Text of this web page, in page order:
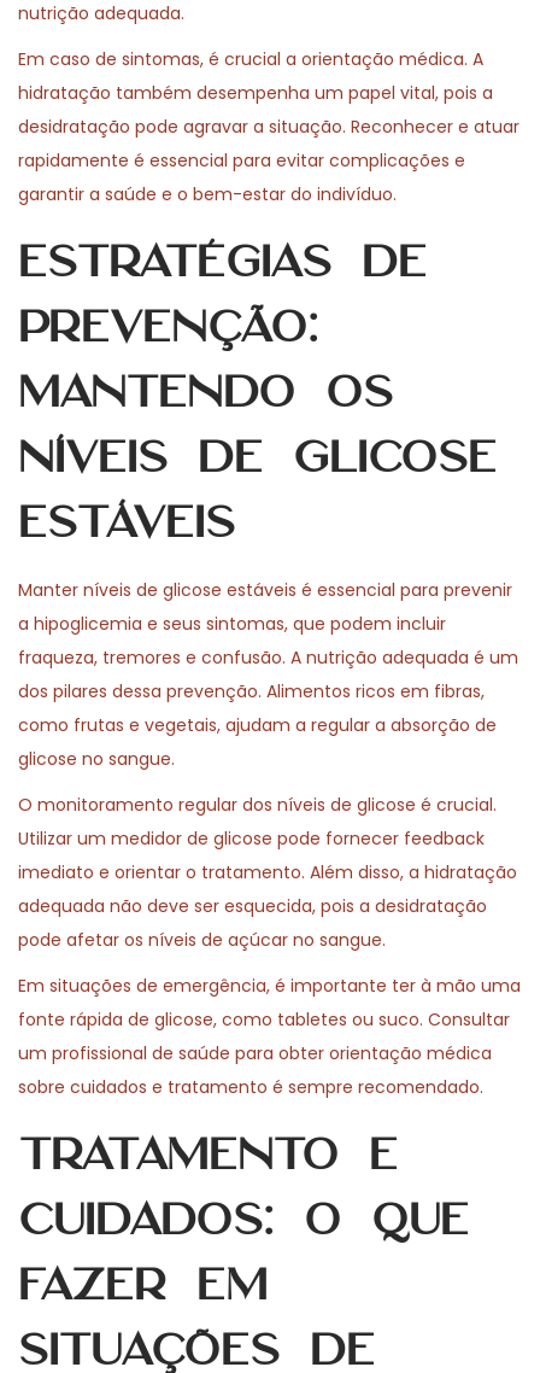
nutrição adequada.
Em caso de sintomas, é crucial a orientação médica. A
hidratação também desempenha um papel vital, pois a
desidratação pode agravar a situação. Reconhecer e atuar
rapidamente é essencial para evitar complicações e
garantir a saúde e o bem-estar do indivíduo.
Estratégias de
Prevenção:
Mantendo os
Níveis de Glicose
Estáveis
Manter níveis de glicose estáveis é essencial para prevenir
a hipoglicemia e seus sintomas, que podem incluir
fraqueza, tremores e confusão. A nutrição adequada é um
dos pilares dessa prevenção. Alimentos ricos em fibras,
como frutas e vegetais, ajudam a regular a absorção de
glicose no sangue.
O monitoramento regular dos níveis de glicose é crucial.
Utilizar um medidor de glicose pode fornecer feedback
imediato e orientar o tratamento. Além disso, a hidratação
adequada não deve ser esquecida, pois a desidratação
pode afetar os níveis de açúcar no sangue.
Em situações de emergência, é importante ter à mão uma
fonte rápida de glicose, como tabletes ou suco. Consultar
um profissional de saúde para obter orientação médica
sobre cuidados e tratamento é sempre recomendado.
Tratamento e
Cuidados: O Que
Fazer em
Situações de